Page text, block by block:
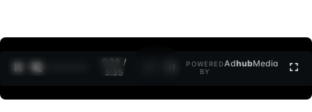
0:30 /
3:35
POWERED
BY
AdhubMedia